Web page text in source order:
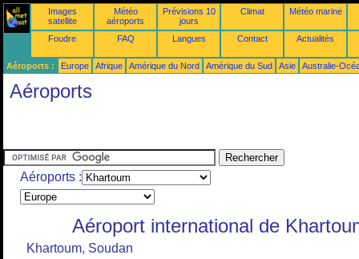
Images
satellite
Météo
aéroports
Prévisions 10
jours
Climat Météo marine
Foudre FAQ Langues Contact Actualités
Aéroports : Europe Afrique Amérique du Nord Amérique du Sud Asie Australie-
Aéroports
Aéroports :
Aéroport international de
Khartoum, Soudan